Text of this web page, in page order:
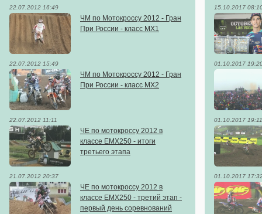
22.07.2012 16:49
ЧМ по Мотокроссу 2012 - Гран
При России - класс MX1
22.07.2012 15:49
ЧМ по Мотокроссу 2012 - Гран
При России - класс MX2
22.07.2012 11:11
ЧЕ по мотокроссу 2012 в
классе EMX250 - итоги
третьего этапа
21.07.2012 20:37
ЧЕ по мотокроссу 2012 в
классе EMX250 - третий этап -
первый день соревнований
15.10.2017
01.10.2017
01.10.2017 19:11
01.10.2017